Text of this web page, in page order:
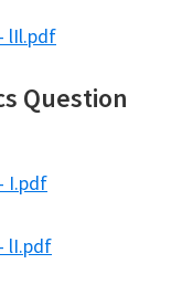
lIl.pdf
Question
I.pdf
lI.pdf